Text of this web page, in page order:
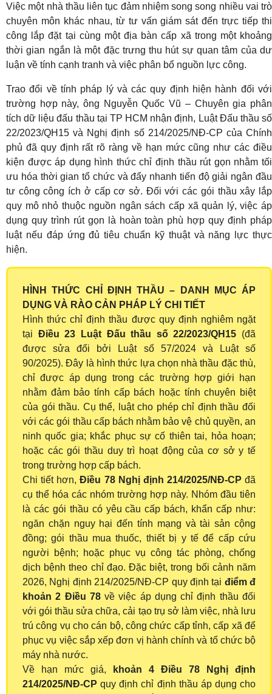
Việc một nhà thầu liên tục đảm nhiệm song song nhiều vai trò
chuyên môn khác nhau, từ tư vấn giám sát đến trực tiếp thi
công lắp đặt tại cùng một địa bàn cấp xã trong một khoảng
thời gian ngắn là một đặc trưng thu hút sự quan tâm của dư
luận về tính cạnh tranh và việc phân bổ nguồn lực công.
Trao đổi về tính pháp lý và các quy định hiện hành đối với
trường hợp này, ông Nguyễn Quốc Vũ – Chuyên gia phân
tích dữ liệu đấu thầu tại TP HCM nhận định, Luật Đấu thầu số
22/2023/QH15 và Nghị định số 214/2025/NĐ-CP của Chính
phủ đã quy định rất rõ ràng về hạn mức cũng như các điều
kiện được áp dụng hình thức chỉ định thầu rút gọn nhằm tối
ưu hóa thời gian tổ chức và đẩy nhanh tiến độ giải ngân đầu
tư công công ích ở cấp cơ sở. Đối với các gói thầu xây lắp
quy mô nhỏ thuộc nguồn ngân sách cấp xã quản lý, việc áp
dụng quy trình rút gọn là hoàn toàn phù hợp quy định pháp
luật nếu đáp ứng đủ tiêu chuẩn kỹ thuật và năng lực thực
hiện.
HÌNH THỨC CHỈ ĐỊNH THẦU – DANH MỤC ÁP
DỤNG VÀ RÀO CẢN PHÁP LÝ CHI TIẾT
Hình thức chỉ định thầu được quy định nghiêm ngặt
tại Điều 23 Luật Đấu thầu số 22/2023/QH15 (đã
được sửa đổi bởi Luật số 57/2024 và Luật số
90/2025). Đây là hình thức lựa chọn nhà thầu đặc thù,
chỉ được áp dụng trong các trường hợp giới hạn
nhằm đảm bảo tính cấp bách hoặc tính chuyên biệt
của gói thầu. Cụ thể, luật cho phép chỉ định thầu đối
với các gói thầu cấp bách nhằm bảo vệ chủ quyền, an
ninh quốc gia; khắc phục sự cố thiên tai, hỏa hoạn;
hoặc các gói thầu duy trì hoạt động của cơ sở y tế
trong trường hợp cấp bách.
Chi tiết hơn,Điều 78 Nghị định 214/2025/NĐ-CP đã
cụ thể hóa các nhóm trường hợp này. Nhóm đầu tiên
là các gói thầu có yêu cầu cấp bách, khẩn cấp như:
ngăn chặn nguy hại đến tính mạng và tài sản cộng
đồng; gói thầu mua thuốc, thiết bị y tế để cấp cứu
người bệnh; hoặc phục vụ công tác phòng, chống
dịch bệnh theo chỉ đạo. Đặc biệt, trong bối cảnh năm
2026, Nghị định 214/2025/NĐ-CP quy định tại điểm đ
khoản 2 Điều 78về việc áp dụng chỉ định thầu đối
với gói thầu sửa chữa, cải tạo trụ sở làm việc, nhà lưu
trú công vụ cho cán bộ, công chức cấp tỉnh, cấp xã để
phục vụ việc sắp xếp đơn vị hành chính và tổ chức bộ
máy nhà nước.
Về hạn mức giá,
khoản 4 Điều 78 Nghị định
214/2025/NĐ-CP quy định chỉ định thầu áp dụng cho